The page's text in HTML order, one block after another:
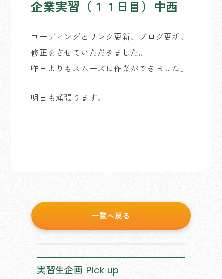
企業実習（１１日目）中西
コーディングとリンク更新、ブログ更新、
修正をさせていただきました。
昨日よりもスムーズに作業ができました。
明日も頑張ります。
一覧へ戻る
実習生企画 Pick up